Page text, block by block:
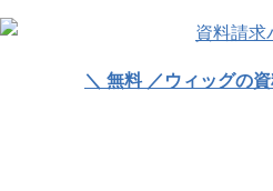
＼ 無料 ／ウィッグの